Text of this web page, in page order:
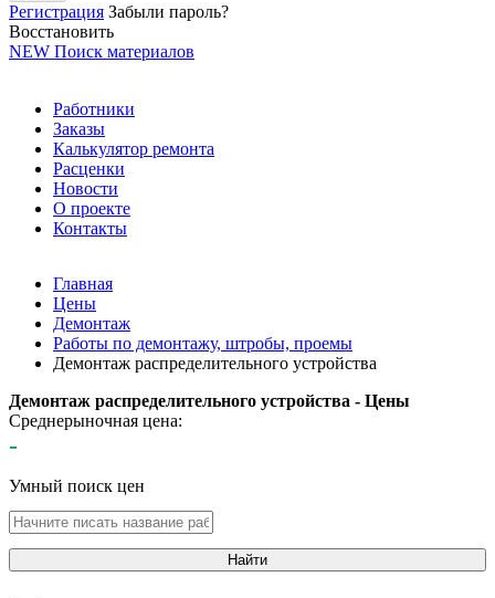
Регистрация Забыли пароль?
Восстановить
NEW Поиск материалов
Работники
Заказы
Калькулятор ремонта
Расценки
Новости
О проекте
Контакты
Главная
Цены
Демонтаж
Работы по демонтажу, штробы, проемы
Демонтаж распределительного устройства
Демонтаж распределительного устройства - Цены
Среднерыночная цена:
-
Умный поиск цен
Найти